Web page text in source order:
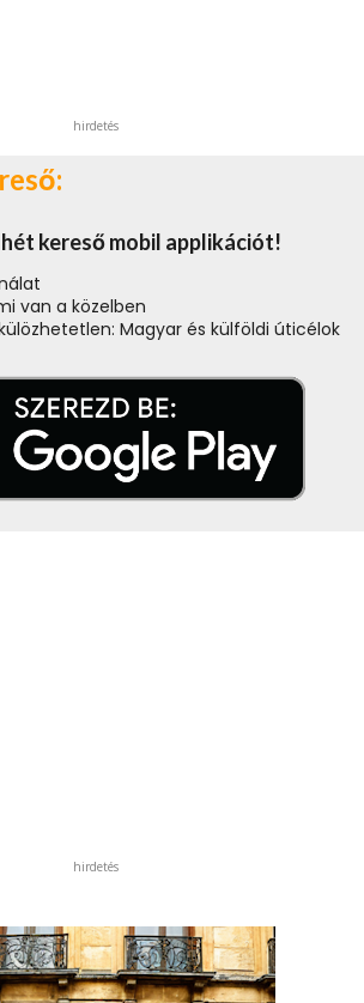
hirdetés
kereső mobil applikációt!
van a közelben
Magyar és külföldi úticélok
hirdetés